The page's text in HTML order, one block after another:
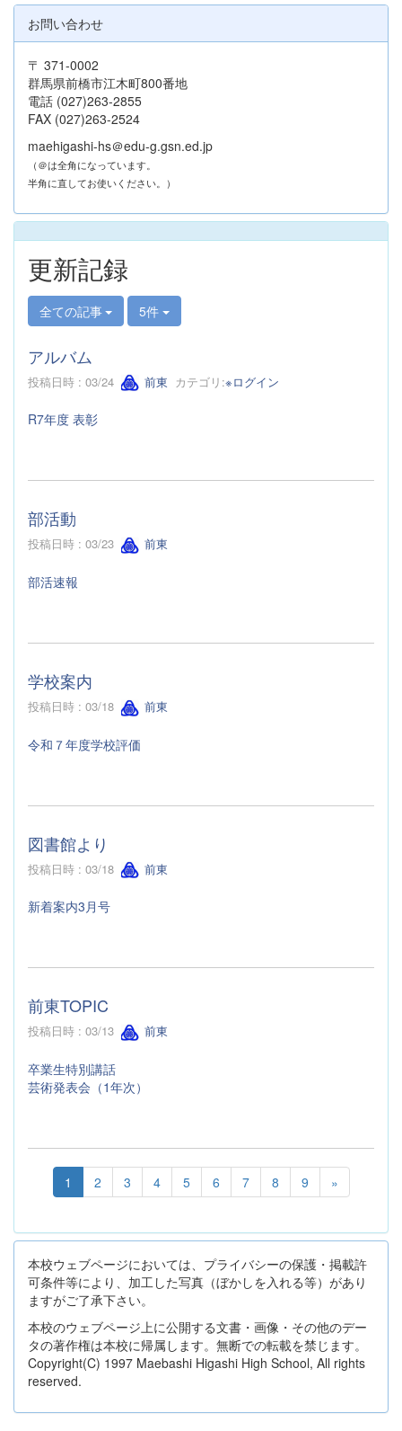
お問い合わせ
〒 371-0002
群馬県前橋市江木町800番地
電話 (027)263-2855
FAX (027)263-2524
maehigashi-hs＠edu-g.gsn.ed.jp
（＠は全角になっています。
半角に直してお使いください。）
更新記録
全ての記事 5件
アルバム
投稿日時 : 03/24 前東 カテゴリ:※ログイン
R7年度 表彰
部活動
投稿日時 : 03/23 前東
部活速報
学校案内
投稿日時 : 03/18 前東
令和７年度学校評価
図書館より
投稿日時 : 03/18 前東
新着案内3月号
前東TOPIC
投稿日時 : 03/13 前東
卒業生特別講話
芸術発表会（1年次）
1 2 3 4 5 6 7 8 9 »
本校ウェブページにおいては、プライバシーの保護・掲載許
可条件等により、加工した写真（ぼかしを入れる等）があり
ますがご了承下さい。
本校のウェブページ上に公開する文書・画像・その他のデー
タの著作権は本校に帰属します。無断での転載を禁じます。
Copyright(C) 1997 Maebashi Higashi High School, All rights
reserved.